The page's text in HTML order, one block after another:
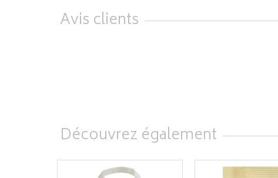
Avis clients
Découvrez également